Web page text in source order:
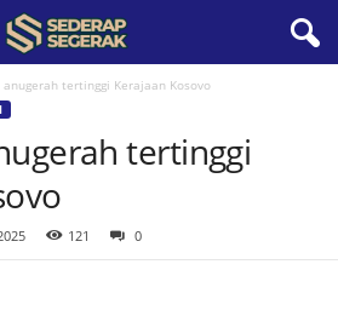
tertinggi Kerajaan Kosovo
tertinggi
121 0